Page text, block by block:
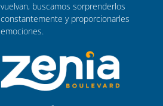
vuelvan, buscamos sorprenderlos
constantemente y proporcionarles
emociones.